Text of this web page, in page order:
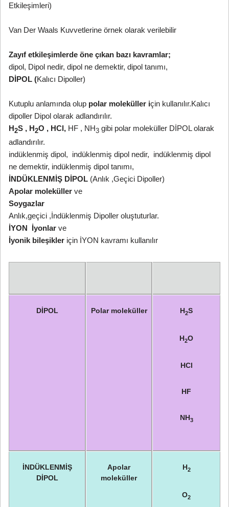
Etkileşimleri)
Van Der Waals Kuvvetlerine örnek olarak verilebilir
Zayıf etkileşimlerde öne çıkan bazı kavramlar;
dipol, Dipol nedir, dipol ne demektir, dipol tanımı,
DİPOL (Kalıcı Dipoller)
Kutuplu anlamında olup polar moleküller için kullanılır.Kalıcı
dipoller Dipol olarak adlandırılır.
H2S , H2O , HCl, HF , NH3 gibi polar moleküller DİPOL olarak
adlandırılır.
indüklenmiş dipol, indüklenmiş dipol nedir, indüklenmiş dipol
ne demektir, indüklenmiş dipol tanımı,
İNDÜKLENMİŞ DİPOL (Anlık ,Geçici Dipoller)
Apolar moleküller ve
Soygazlar
Anlık,geçici ,İndüklenmiş Dipoller oluştuturlar.
İYON İyonlar ve
İyonik bileşikler için İYON kavramı kullanılır
DİPOL Polar moleküller H2S
H2O
HCl
HF
NH3
İNDÜKLENMİŞ
DİPOL
Apolar
moleküller
H2
O2